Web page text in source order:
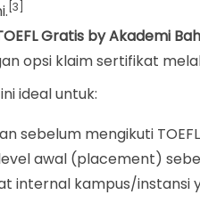
[3]
Gratis by Akademi
opsi klaim sertifikat
ideal untuk:
sebelum mengikuti
awal (placement)
internal kampus/instansi